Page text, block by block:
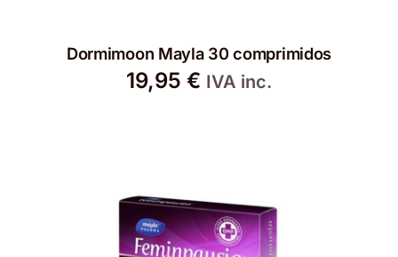
Dormimoon Mayla 30 comprimidos
19,95 € IVA inc.